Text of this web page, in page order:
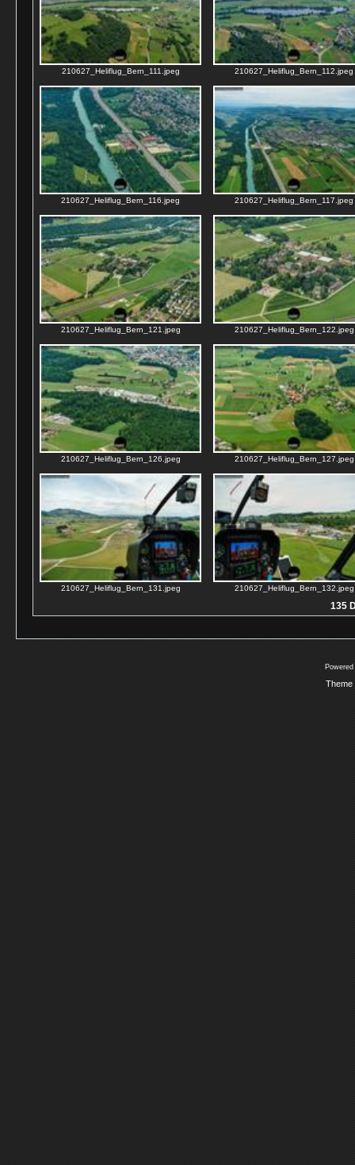
210627_Heliflug_Bern_111.jpeg 210627_Heliflug_Bern_112.jpeg
210627_Heliflug_Bern_116.jpeg 210627_Heliflug_Bern_117.jpeg
210627_Heliflug_Bern_121.jpeg 210627_Heliflug_Bern_122.jpeg
210627_Heliflug_Bern_126.jpeg 210627_Heliflug_Bern_127.jpeg
210627_Heliflug_Bern_131.jpeg 210627_Heliflug_Bern_132.jpeg
135
Theme